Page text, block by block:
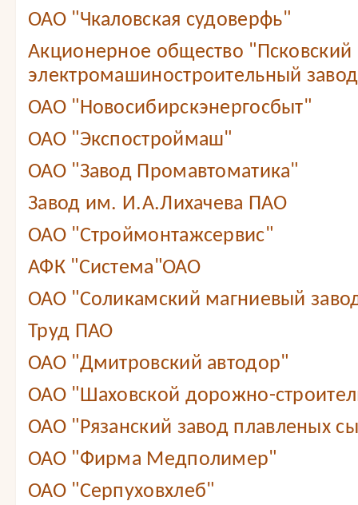
ОАО "Чкаловская судоверфь"
Акционерное общество "Псковский
электромашиностроительный
ОАО "Новосибирскэнергосбыт"
ОАО "Экспостроймаш"
ОАО "Завод Промавтоматика"
Завод им. И.А.Лихачева ПАО
ОАО "Строймонтажсервис"
АФК "Система"ОАО
ОАО "Соликамский магниевый
Труд ПАО
ОАО "Дмитровский автодор"
ОАО "Шаховской дорожно-
ОАО "Рязанский завод плавленых
ОАО "Фирма Медполимер"
ОАО "Серпуховхлеб"